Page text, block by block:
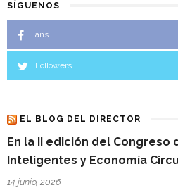
SÍGUENOS
Fans
Followers
EL BLOG DEL DIRECTOR
En la II edición del Congreso
Inteligentes y Economía
14 junio, 2026